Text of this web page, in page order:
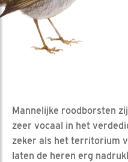
Mannelijke roodborsten
zeer vocaal in het
zeker als het territorium
laten de heren erg